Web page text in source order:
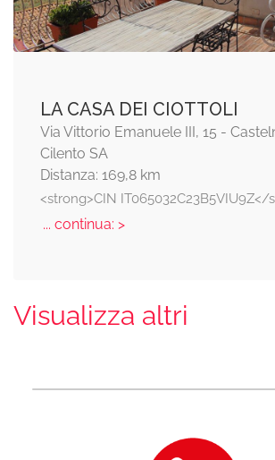
LA CASA DEI CIOTTOLI
Via Vittorio Emanuele III, 15 -
Cilento SA
Distanza: 169,8 km
<strong>CIN IT065032C23B5VIU9Z</
... continua: >
Visualizza altri